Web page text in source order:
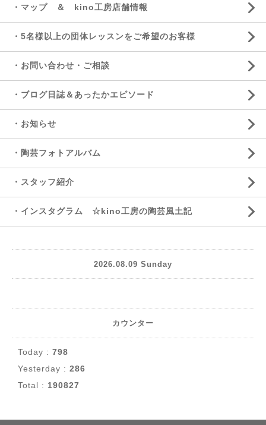
・マップ ＆ kino工房店舗情報
・5名様以上の団体レッスンをご希望のお客様
・お問い合わせ・ご相談
・ブログ日誌＆あったかエピソード
・お知らせ
・陶芸フォトアルバム
・スタッフ紹介
・インスタグラム ☆kino工房の陶芸風土記
2026.08.09 Sunday
カウンター
Today : 798
Yesterday : 286
Total : 190827